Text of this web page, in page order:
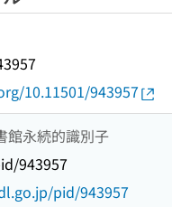
10.11501/943957
館永続的識別子
943957
pid/943957